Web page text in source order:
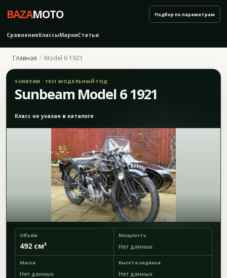
BAZAMOTO
СравнениеКлассыМаркиСтатьи
Подбор по параметрам
Главная Model 6 1921
SUNBEAM · 1921 МОДЕЛЬНЫЙ ГОД
Sunbeam Model 6 1921
Класс не указан в каталоге
Объём
492 см³
Мощность
Нет данных
Масса
Нет данных
Высота сиденья
Нет данных